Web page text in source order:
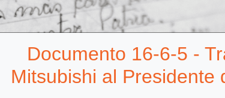
Documento 16-6-5 -
Mitsubishi al Presidente